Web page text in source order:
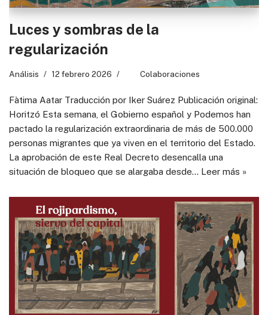
Luces y sombras de la
regularización
Análisis 12 febrero 2026 Colaboraciones
Fàtima Aatar Traducción por Iker Suárez Publicación original:
Horitzó Esta semana, el Gobierno español y Podemos han
pactado la regularización extraordinaria de más de 500.000
personas migrantes que ya viven en el territorio del Estado.
La aprobación de este Real Decreto desencalla una
situación de bloqueo que se alargaba desde… Leer más »